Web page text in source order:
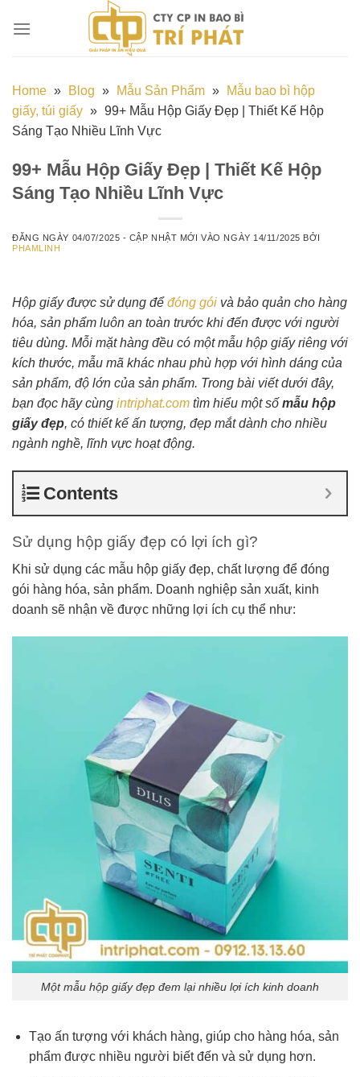
đến
Home » Blog » Mẫu Sản Phẩm »
Mẫu bao bì hộp
giấy, túi giấy » 99+ Mẫu Hộp Giấy Đẹp | Thiết Kế Hộp
Sáng Tạo Nhiều Lĩnh Vực
99+ Mẫu Hộp Giấy Đẹp | Thiết Kế Hộp
Sáng Tạo Nhiều Lĩnh Vực
ĐĂNG NGÀY 04/07/2025 - CẬP NHẬT MỚI VÀO NGÀY 14/11/2025 BỞI
PHAMLINH
Hộp giấy được sử dụng đểđóng gói và bảo quản cho hàng
hóa, sản phẩm luôn an toàn trước khi đến được với người
tiêu dùng. Mỗi mặt hàng đều có một mẫu hộp giấy riêng với
kích thước, mẫu mã khác nhau phù hợp với hình dáng của
sản phẩm, độ lớn của sản phẩm. Trong bài viết dưới đây,
bạn đọc hãy cùng intriphat.com tìm hiểu một số mẫu hộp
giấy đẹp, có thiết kế ấn tượng, đẹp mắt dành cho nhiều
ngành nghề, lĩnh vực hoạt động.
Contents
Sử dụng hộp giấy đẹp có lợi ích gì?
Khi sử dụng các mẫu hộp giấy đẹp, chất lượng để đóng
gói hàng hóa, sản phẩm. Doanh nghiệp sản xuất, kinh
doanh sẽ nhận về được những lợi ích cụ thể như:
Một mẫu hộp giấy đẹp đem lại nhiều lợi ích kinh doanh
Tạo ấn tượng với khách hàng, giúp cho hàng hóa, sản
phẩm được nhiều người biết đến và sử dụng hơn.